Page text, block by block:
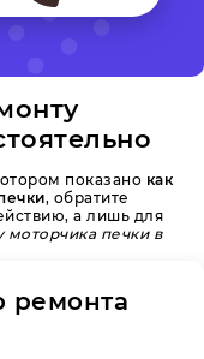
показано как
, обратите
а лишь для
моторчика печки в
ремонта